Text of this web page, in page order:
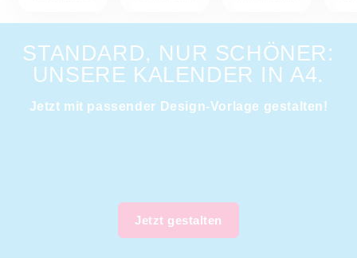
STANDARD, NUR SCHÖNER:
UNSERE KALENDER IN A4.
Jetzt mit passender Design-Vorlage gestalten!
Jetzt gestalten